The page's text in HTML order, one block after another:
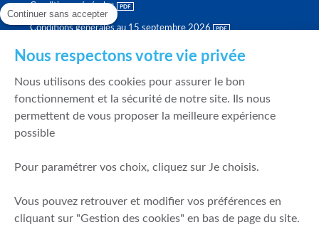
Conditions générales
Conditions générales au 15 septembre 2026
Politique de meilleure sélection
Politique de durabilité
Fonds de garantie des dépôts et de résolution
Mentions légales
Prévention de la fraude
Continuer sans accepter
Nous respectons votre vie privée
Nous utilisons des cookies pour assurer le bon
fonctionnement et la sécurité de notre site. Ils nous
permettent de vous proposer la meilleure expérience
possible
Pour paramétrer vos choix, cliquez sur Je choisis.
Vous pouvez retrouver et modifier vos préférences en
cliquant sur "Gestion des cookies" en bas de page du site.